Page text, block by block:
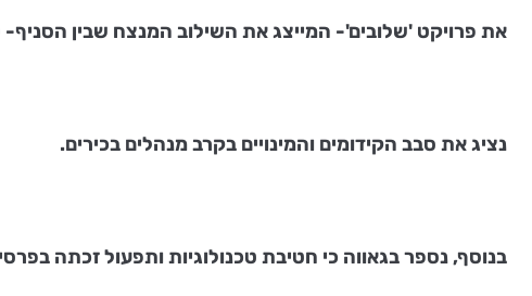
את פרויקט 'שלובים'- המייצג את השילוב המנצח שבין
נציג את סבב הקידומים והמינויים בקרב מנהלים בכירים.
בנוסף, נספר בגאווה כי חטיבת טכנולוגיות ותפעול זכתה